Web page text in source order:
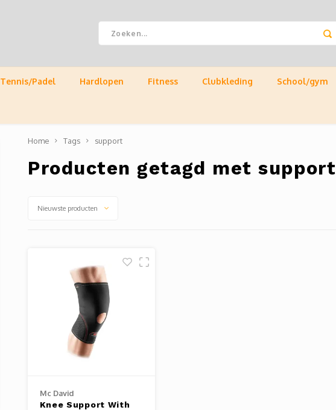
Tennis/Padel Hardlopen Fitness Clubkleding School/gym
Home Tags support
Producten getagd met support
Nieuwste producten
Mc David
Knee Support With